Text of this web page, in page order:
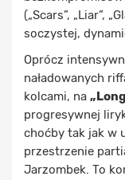
(„Scars”, „Liar”,
soczystej,
Oprócz
naładowanych
kolcami, na
progresywnej
choćby tak jak w
przestrzenie
Jarzombek. To